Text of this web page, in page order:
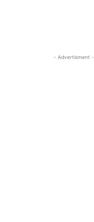
- Advertisment -